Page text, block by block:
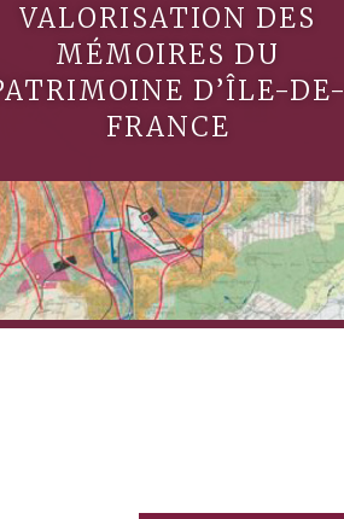
VALORISATION DES
MÉMOIRES DU
D’ÎLE-DE-
FRANCE